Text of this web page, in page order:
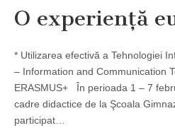
O experienţă
* Utilizarea efectivă a Tehnologiei
– Information and Communication
ERASMUS+ În perioada 1 – 7
cadre didactice de la Şcoala
participat…